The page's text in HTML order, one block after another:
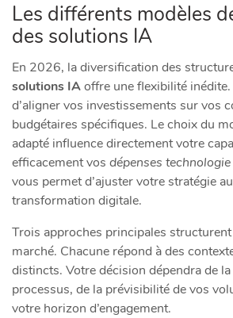
Les différents modèles
des solutions IA
En 2026, la diversification des
solutions IAoffre une flexibilité
d’aligner vos investissements sur vos
budgétaires spécifiques. Le choix du
adapté influence directement votre
efficacement vos dépenses
vous permet d’ajuster votre stratégie
transformation digitale.
Trois approches principales
marché. Chacune répond à des
distincts. Votre décision dépendra de
processus, de la prévisibilité de vos
votre horizon d’engagement.